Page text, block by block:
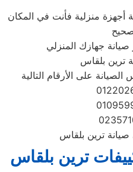
أجهزة منزلية فأنت في المكان
جهازك المنزلي
ترين بلقاس‏
ترين بلقاس‏
ترين بلقاس‏